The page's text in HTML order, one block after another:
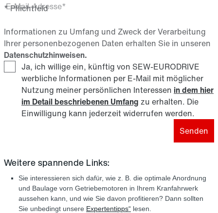
E-Mail-Adresse*
* Pflichtfeld
Informationen zu Umfang und Zweck der Verarbeitung
Ihrer personenbezogenen Daten erhalten Sie in unseren
Datenschutzhinweisen.
Ja, ich willige ein, künftig von SEW-EURODRIVE
werbliche Informationen per E-Mail mit möglicher
Nutzung meiner persönlichen Interessen in dem hier
im Detail beschriebenen Umfang zu erhalten. Die
Einwilligung kann jederzeit widerrufen werden.
Senden
Weitere spannende Links:
Sie interessieren sich dafür, wie z. B. die optimale Anordnung
und Baulage vorn Getriebemotoren in Ihrem Kranfahrwerk
aussehen kann, und wie Sie davon profitieren? Dann sollten
Sie unbedingt unsere Expertentipps“ lesen.